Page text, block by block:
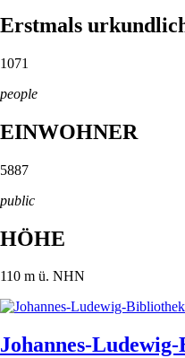
Erstmals
1071
people
EINWOHNER
5887
public
HÖHE
110 m ü. NHN
Johannes-